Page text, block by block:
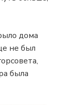
дома
не был
была